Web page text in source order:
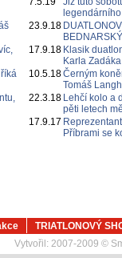
23.9.18
17.9.18 Klasik
Karla Zadáka
10.5.18Černým
Tomáš
22.3.18 Lehčí kolo a
pěti letech
17.9.17
Příbrami se
TRIATLONOVÝ
Vytvořil: 2007-2009 ©